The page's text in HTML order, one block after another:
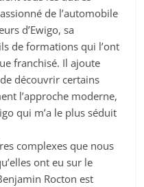
de l’automobile
d’Ewigo, sa
de formations qui l’ont
franchisé. Il ajoute
de découvrir certains
l’approche moderne,
qui m’a le plus séduit
complexes que nous
ont eu sur le
Rocton est